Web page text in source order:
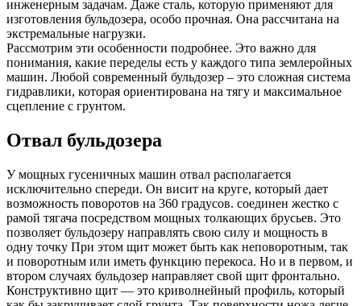
инженерным задачам. Даже сталь, которую применяют для
изготовления бульдозера, особо прочная. Она рассчитана на
экстремальные нагрузки.
Рассмотрим эти особенности подробнее. Это важно для
понимания, какие переделы есть у каждого типа землеройных
машин. Любой современный бульдозер – это сложная система
гидравлики, которая ориентирована на тягу и максимальное
сцепление с грунтом.
Отвал бульдозера
У мощных гусеничных машин отвал располагается
исключительно спереди. Он висит на круге, который дает
возможность поворотов на 360 градусов. соединен жестко с
рамой тягача посредством мощных толкающих брусьев. Это
позволяет бульдозеру направлять свою силу и мощность в
одну точку При этом щит может быть как неповоротным, так
и поворотным или иметь функцию перекоса. Но и в первом, и
втором случаях бульдозер направляет свой щит фронтально.
Конструктивно щит — это криволнейный профиль, который